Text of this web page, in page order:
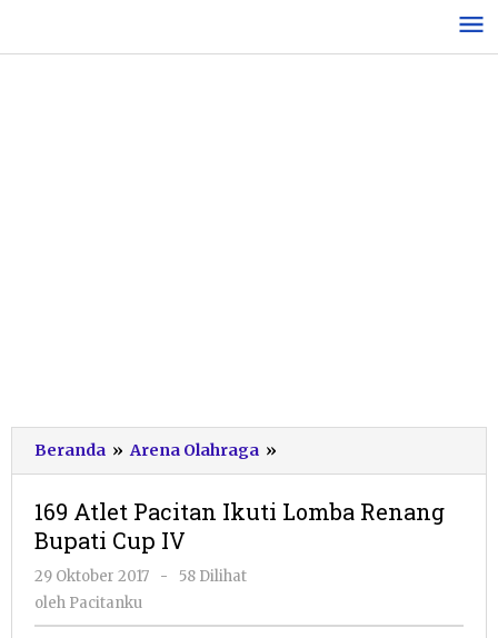
konten
Beranda » Arena Olahraga »
Atlet
Ikuti
169 Atlet Pacitan Ikuti Lomba Renang
Bupati Cup IV
29 Oktober 2017
oleh
-
58 Dilihat
oleh Pacitanku